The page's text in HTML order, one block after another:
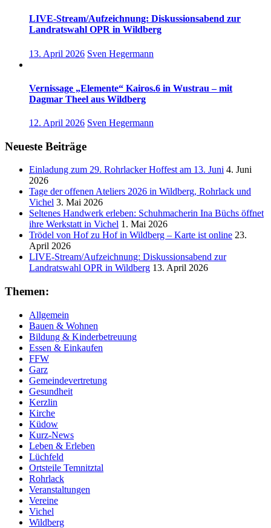
LIVE-Stream/Aufzeichnung: Diskussionsabend zur
Landratswahl OPR in Wildberg
13. April 2026 Sven Hegermann
Vernissage „Elemente“ Kairos.6 in Wustrau – mit
Dagmar Theel aus Wildberg
12. April 2026 Sven Hegermann
Neueste Beiträge
Einladung zum 29. Rohrlacker Hoffest am 13. Juni 4. Juni
2026
Tage der offenen Ateliers 2026 in Wildberg, Rohrlack und
Vichel 3. Mai 2026
Seltenes Handwerk erleben: Schuhmacherin Ina Büchs öffnet
ihre Werkstatt in Vichel 1. Mai 2026
Trödel von Hof zu Hof in Wildberg – Karte ist online 23.
April 2026
LIVE-Stream/Aufzeichnung: Diskussionsabend zur
Landratswahl OPR in Wildberg 13. April 2026
Themen:
Allgemein
Bauen & Wohnen
Bildung & Kinderbetreuung
Essen & Einkaufen
FFW
Garz
Gemeindevertretung
Gesundheit
Kerzlin
Kirche
Küdow
Kurz-News
Leben & Erleben
Lüchfeld
Ortsteile Temnitztal
Rohrlack
Veranstaltungen
Vereine
Vichel
Wildberg